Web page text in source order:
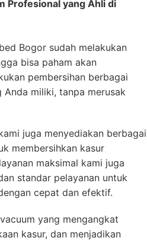
Profesional yang Ahli di
Bogor sudah melakukan
bisa paham akan
pembersihan berbagai
miliki, tanpa merusak
juga menyediakan berbagai
membersihkan kasur
maksimal kami juga
standar pelayanan untuk
cepat dan efektif.
yang mengangkat
kasur, dan menjadikan